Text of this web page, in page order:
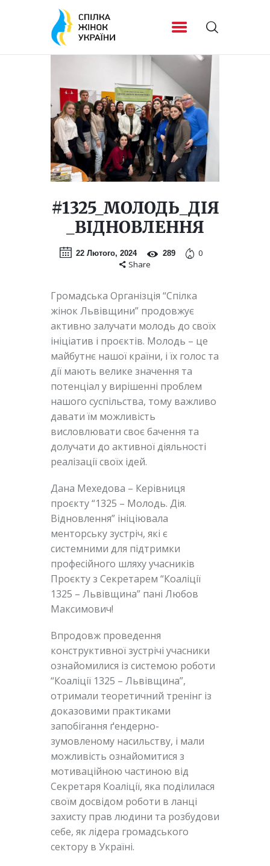
#1325_МОЛОДЬ_ДІЯ
_ВІДНОВЛЕННЯ
22 Лютого, 2024 289
0
Share
Громадська Організція “Спілка
жінок Львівщини” продовжує
активно залучати молодь до своїх
ініціатив і проєктів. Молодь – це
майбутнє нашої країни, і їх голос та
дії мають велике значення та
потенціал у вирішенні проблем
нашого суспільства, тому важливо
давати їм можливість
висловлювати своє бачення та
долучати до активної діяльності
реалізації своїх ідей.
Дана Мехедова – Керівниця
проєкту “1325 – Молодь. Дія.
Відновлення” ініціювала
менторськузустріч, які є
системними для підтримки
професійного шляху учасників
Проєкту з Секретарем “Коаліції
1325 – Львівщина” пані Любов
Максимович!
Впродовж проведення
конструктивної зустрічі учасники
ознайомилися із системою роботи
“Коаліції 1325 – Львівщина”,
отримали теоретичний тренінг із
доказовими практиками
запобігання ґендерно-
зумовленому насильству, і мали
можливість ознайомитися з
мотиваційною частиною від
Секретаря Коаліції, яка поділилася
своїм досвідом роботи в ланці
захисту прав людини та розбудови
себе, як лідера громадського
сектору в Україні.